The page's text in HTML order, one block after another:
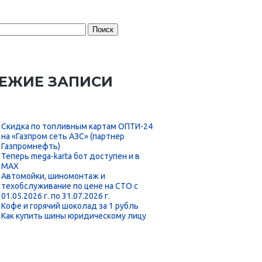
ЗАПИСИ
Скидка по топливным картам ОПТИ-24
на «Газпром сеть АЗС» (партнер
Газпромнефть)
Теперь mega-karta бот доступен и в
MAX
Автомойки, шиномонтаж и
техобслуживание по цене на СТО с
01.05.2026 г. по 31.07.2026 г.
Кофе и горячий шоколад за 1 рубль
Как купить шины юридическому лицу